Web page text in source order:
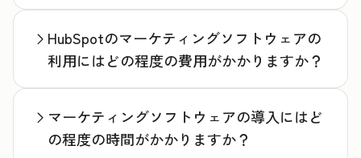
HubSpotのマーケティングソフトウェアの
利用にはどの程度の費用がかかりますか？
マーケティングソフトウェアの導入にはど
の程度の時間がかかりますか？